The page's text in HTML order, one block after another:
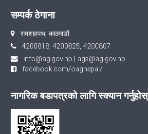
सम्पर्क ठेगाना
रामशाहपथ, काठमाडौं
4200818, 4200825, 4200807
info@ag.gov.np
ags@ag.gov.np
facebook.com/oagnepal/
नागरिक बडापत्रको लागि स्क्यान गर्नुहोस्